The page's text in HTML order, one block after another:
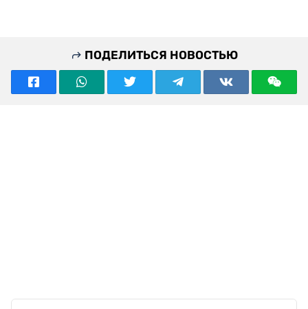
ПОДЕЛИТЬСЯ НОВОСТЬЮ